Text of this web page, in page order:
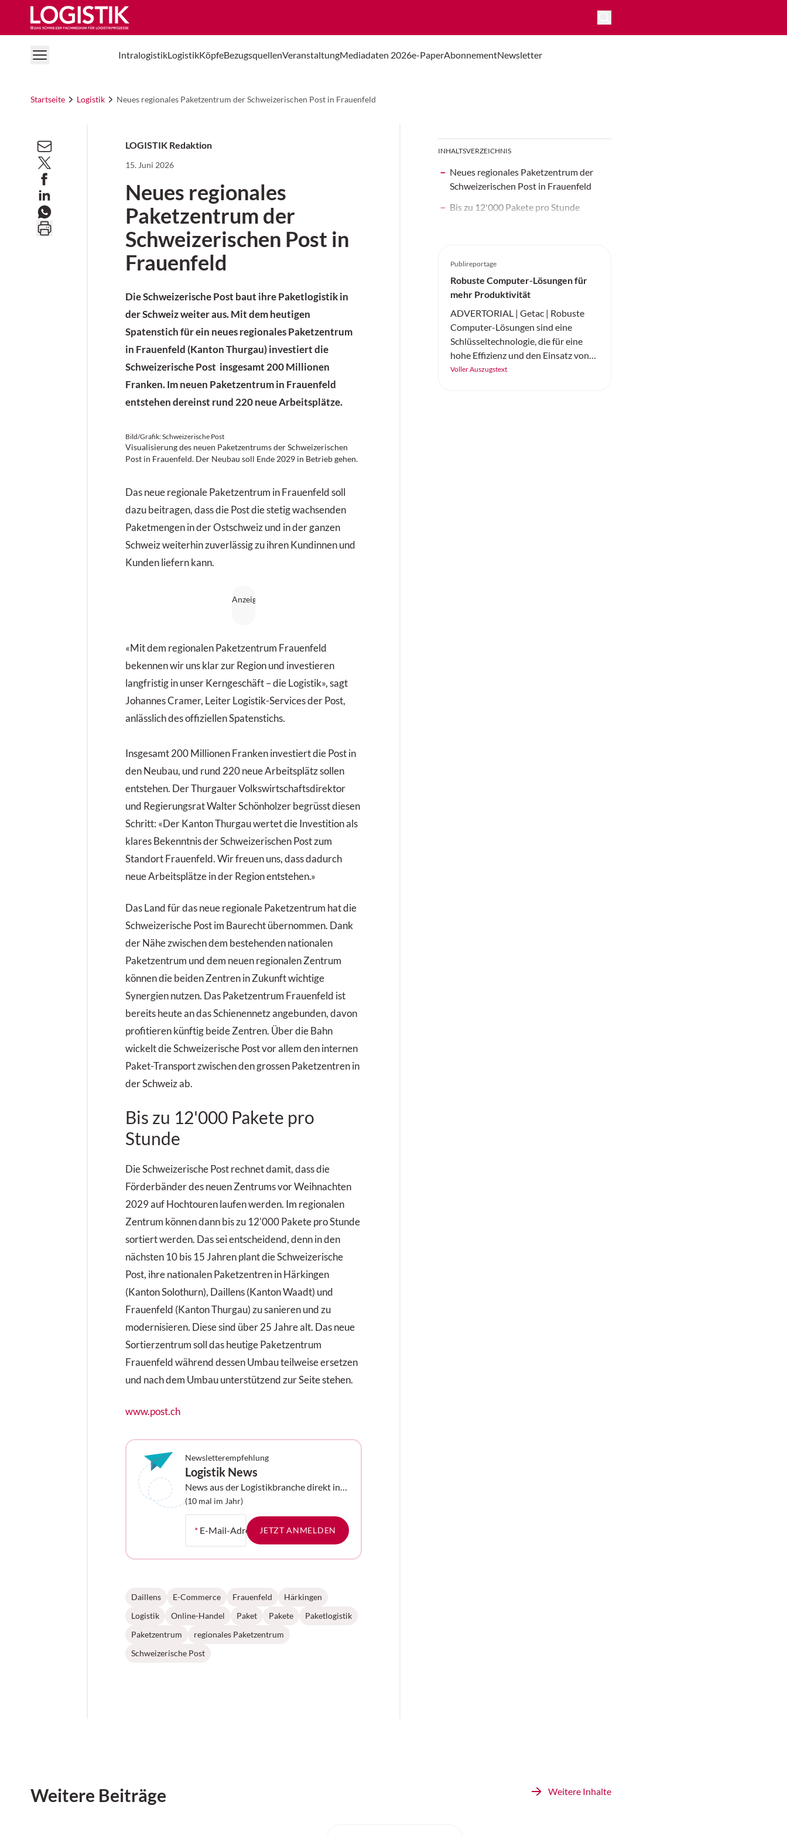
Logistik Online
IntralogistikLogistikKöpfeBezugsquellenVeranstaltungMediadaten 2026e-PaperAbonnementNewsletter
Startseite Logistik Neues regionales Paketzentrum der Schweizerischen Post in Frauenfeld
LOGISTIK Redaktion
15. Juni 2026
Neues regionales
Paketzentrum der
Schweizerischen Post in
Frauenfeld
Die Schweizerische Post baut ihre Paketlogistik in
der Schweiz weiter aus. Mit dem heutigen
Spatenstich für ein neues regionales Paketzentrum
in Frauenfeld (Kanton Thurgau) investiert die
Schweizerische Post insgesamt 200 Millionen
Franken. Im neuen Paketzentrum in Frauenfeld
entstehen dereinst rund 220 neue Arbeitsplätze.
Bild/Grafik: Schweizerische Post
Visualisierung des neuen Paketzentrums der Schweizerischen
Post in Frauenfeld. Der Neubau soll Ende 2029 in Betrieb gehen.
Das neue regionale Paketzentrum in Frauenfeld soll
dazu beitragen, dass die Post die stetig wachsenden
Paketmengen in der Ostschweiz und in der ganzen
Schweiz weiterhin zuverlässig zu ihren Kundinnen und
Kunden liefern kann.
«Mit dem regionalen Paketzentrum Frauenfeld
bekennen wir uns klar zur Region und investieren
langfristig in unser Kerngeschäft – die Logistik», sagt
Johannes Cramer, Leiter Logistik-Services der Post,
anlässlich des offiziellen Spatenstichs.
Insgesamt 200 Millionen Franken investiert die Post in
den Neubau, und rund 220 neue Arbeitsplätz sollen
entstehen. Der Thurgauer Volkswirtschaftsdirektor
und Regierungsrat Walter Schönholzer begrüsst diesen
Schritt: «Der Kanton Thurgau wertet die Investition als
klares Bekenntnis der Schweizerischen Post zum
Standort Frauenfeld. Wir freuen uns, dass dadurch
neue Arbeitsplätze in der Region entstehen.»
Das Land für das neue regionale Paketzentrum hat die
Schweizerische Post im Baurecht übernommen. Dank
der Nähe zwischen dem bestehenden nationalen
Paketzentrum und dem neuen regionalen Zentrum
können die beiden Zentren in Zukunft wichtige
Synergien nutzen. Das Paketzentrum Frauenfeld ist
bereits heute an das Schienennetz angebunden, davon
profitieren künftig beide Zentren. Über die Bahn
wickelt die Schweizerische Post vor allem den internen
Paket-Transport zwischen den grossen Paketzentren in
der Schweiz ab.
Bis zu 12'000 Pakete pro
Stunde
Die Schweizerische Post rechnet damit, dass die
Förderbänder des neuen Zentrums vor Weihnachten
2029 auf Hochtouren laufen werden. Im regionalen
Zentrum können dann bis zu 12'000 Pakete pro Stunde
sortiert werden. Das sei entscheidend, denn in den
nächsten 10 bis 15 Jahren plant die Schweizerische
Post, ihre nationalen Paketzentren in Härkingen
(Kanton Solothurn), Daillens (Kanton Waadt) und
Frauenfeld (Kanton Thurgau) zu sanieren und zu
modernisieren. Diese sind über 25 Jahre alt. Das neue
Sortierzentrum soll das heutige Paketzentrum
Frauenfeld während dessen Umbau teilweise ersetzen
und nach dem Umbau unterstützend zur Seite stehen.
www.post.ch
Newsletterempfehlung
Logistik News
News aus der Logistikbranche direkt in
Ihrem Postfach
(10 mal im Jahr)
* E-Mail-AdresseJETZT ANMELDEN
Daillens E-Commerce Frauenfeld
Härkingen
Logistik
Online-Handel Paket Pakete
Paketlogistik
Paketzentrum
regionales Paketzentrum
Schweizerische Post
INHALTSVERZEICHNIS
Neues regionales Paketzentrum der
Schweizerischen Post in Frauenfeld
Bis zu 12'000 Pakete pro Stunde
Publireportage
Robuste Computer-Lösungen für
mehr Produktivität
ADVERTORIAL | Getac | Robuste
Computer-Lösungen sind eine
Schlüsseltechnologie, die für eine
hohe Effizienz und den Einsatz von
künstlicher Intelligenz in der Logistik
Voller Auszugstext
Weitere Beiträge Weitere Inhalte